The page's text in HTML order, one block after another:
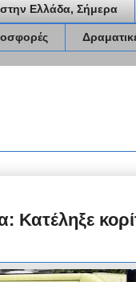
Ελλάδα, Σήμερα
Κατέληξε